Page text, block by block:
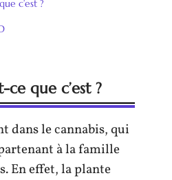
c’est ?
ce que c’est ?
dans le cannabis, qui
à la famille
En effet, la plante